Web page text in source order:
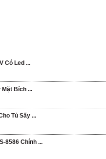
Có Led ...
Bích ...
Tủ Sấy ...
8586 Chính ...